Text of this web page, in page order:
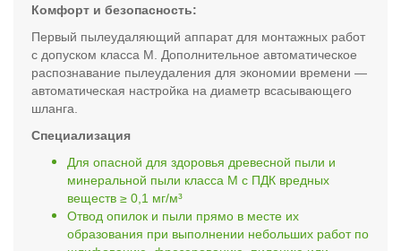
Комфорт и безопасность:
Первый пылеудаляющий аппарат для монтажных работ
с допуском класса M. Дополнительное автоматическое
распознавание пылеудаления для экономии времени —
автоматическая настройка на диаметр всасывающего
шланга.
Специализация
Для опасной для здоровья древесной пыли и
минеральной пыли класса M с ПДК вредных
веществ ≥ 0,1 мг/м³
Отвод опилок и пыли прямо в месте их
образования при выполнении небольших работ по